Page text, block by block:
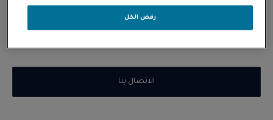
خاتم خطوبة Force 10 Duo مرصوف 1.00 قيراط
الاتصال بنا
رفض الكل